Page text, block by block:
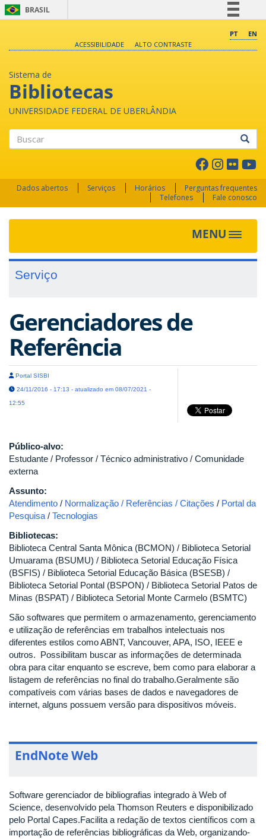
BRASIL
Comunica BR
PT
EN
ACESSIBILIDADE
ALTO CONTRASTE
Sistema de
Bibliotecas
UNIVERSIDADE FEDERAL DE UBERLÂNDIA
Dados abertos Serviços Horários
Perguntas frequentes
Telefones
Fale conosco
MENU Toggle
Serviço
Gerenciadores de
Referência
Portal SISBI
24/11/2016 - 17:13 - atualizado em 08/07/2021 -
12:55
Público-alvo:
Estudante / Professor / Técnico administrativo / Comunidade
externa
Assunto:
Atendimento / Normalização / Referências / Citações / Portal da
Pesquisa / Tecnologias
Bibliotecas:
Biblioteca Central Santa Mônica (BCMON) / Biblioteca Setorial
Umuarama (BSUMU) / Biblioteca Setorial Educação Física
(BSFIS) / Biblioteca Setorial Educação Básica (BSESB) /
Biblioteca Setorial Pontal (BSPON) / Biblioteca Setorial Patos de
Minas (BSPAT) / Biblioteca Setorial Monte Carmelo (BSMTC)
São softwares que permitem o armazenamento, gerenciamento
e utilização de referências em trabalhos intelectuais nos
diferentes estilos como ABNT, Vancouver, APA, ISO, IEEE e
outros. Possibilitam buscar as informações de determinada
obra para citar enquanto se escreve, bem como para elaborar a
listagem de referências no final do trabalho.Geralmente são
compatíveis com várias bases de dados e navegadores de
internet, alguns possuem versão para dispositivos móveis.
EndNote Web
Software gerenciador de bibliografias integrado à Web of
Science, desenvolvido pela Thomson Reuters e disponibilizado
pelo Portal Capes.Facilita a redação de textos científicos com a
importação de referências bibliográficas da Web, organizando-